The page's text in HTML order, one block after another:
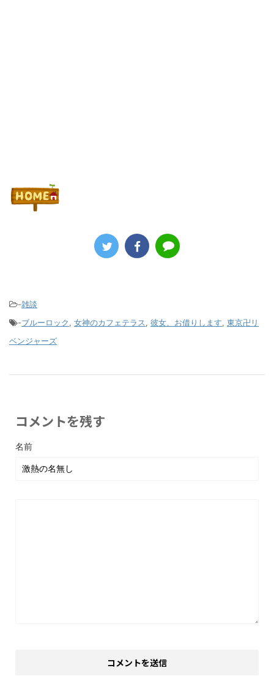
-雑談
-ブルーロック, 女神のカフェテラス, 彼女、お借りします, 東京卍リ
ベンジャーズ
コメントを残す
名前